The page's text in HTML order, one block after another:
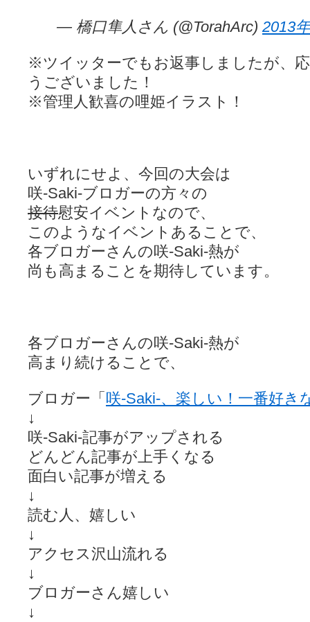
— 橋口隼人さん (@TorahArc) 2013
※ツイッターでもお返事しましたが、
うございました！
※管理人歓喜の哩姫イラスト！
いずれにせよ、今回の大会は
咲-Saki-ブロガーの方々の
接待慰安イベントなので、
このようなイベントあることで、
各ブロガーさんの咲-Saki-熱が
尚も高まることを期待しています。
各ブロガーさんの咲-Saki-熱が
高まり続けることで、
ブロガー「 咲-Saki-、楽しい！一番好き
↓
咲-Saki-記事がアップされる
どんどん記事が上手くなる
面白い記事が増える
↓
読む人、嬉しい
↓
アクセス沢山流れる
↓
ブロガーさん嬉しい
↓